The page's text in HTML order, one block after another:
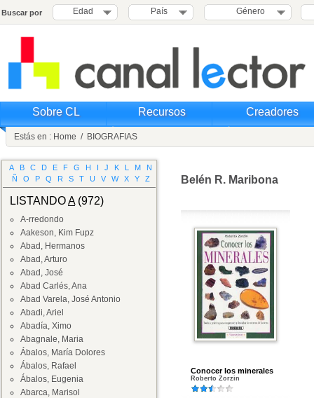
Buscar por Edad País Género
Sobre CL Recursos Creadores
Estás en : Home / BIOGRAFIAS
A B C D E F G H I J K L M
N
Ñ
O P Q R S T U V W X Y Z
LISTANDOA(972)
A-rredondo
Aakeson, Kim Fupz
Abad, Hermanos
Abad, Arturo
Abad, José
Abad Carlés, Ana
Abad Varela, José Antonio
Abadi, Ariel
Abadía, Ximo
Abagnale, Maria
Ábalos, María Dolores
Ábalos, Rafael
Ábalos, Eugenia
Abarca, Marisol
Belén R. Maribona
Conocer los minerales
Roberto Zorzin